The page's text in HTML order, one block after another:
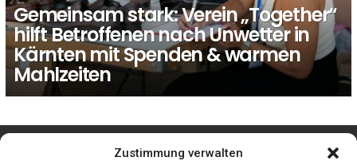
Zustimmung verwalten
Gemeinsam stark: Verein „Together“
hilft Betroffenen nach Unwetter in
Kärnten mit Spenden & warmen
Mahlzeiten
facebook instagram